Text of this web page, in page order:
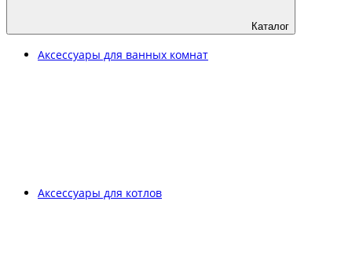
Каталог
Аксессуары для ванных комнат
Аксессуары для котлов